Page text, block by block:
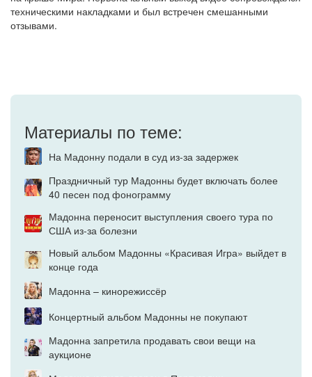
техническими накладками и был встречен смешанными
отзывами.
Материалы по теме:
На Мадонну подали в суд из-за задержек
Праздничный тур Мадонны будет включать более
40 песен под фонограмму
Мадонна переносит выступления своего тура по
США из-за болезни
Новый альбом Мадонны «Красивая Игра» выйдет в
конце года
Мадонна – кинорежиссёр
Концертный альбом Мадонны не покупают
Мадонна запретила продавать свои вещи на
аукционе